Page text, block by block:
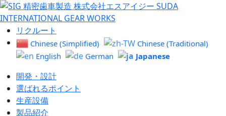
リクルート
Chinese (Simplified)
Chinese (Traditional)
English
German Japanese
開発・設計
選ばれるポイント
生産設備
製品紹介